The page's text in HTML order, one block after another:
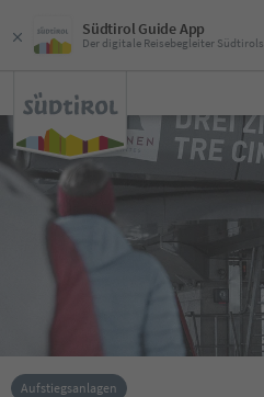
Südtirol Guide App
Der digitale Reisebegleiter Südtirols
Aufstiegsanlagen